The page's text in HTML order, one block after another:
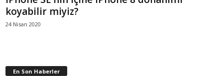
koyabilir miyiz?
24 Nisan 2020
En Son Haberler